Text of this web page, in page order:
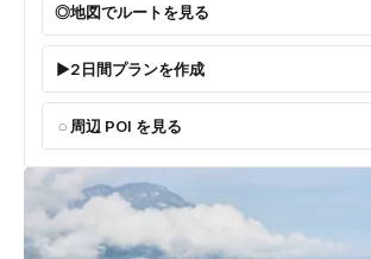
地図でルートを見る
2日間プランを作成
周辺 POI を見る